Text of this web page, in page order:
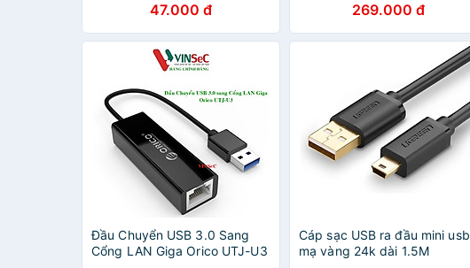
47.000 đ
bện dù đầu bọc nhôm US316
- HÀNG CHÍNH HÃNG
269.000 đ
Đầu Chuyển USB 3.0 Sang
Cổng LAN Giga Orico UTJ-U3
Cáp sạc USB ra đầu mini usb
mạ vàng 24k dài 1.5M